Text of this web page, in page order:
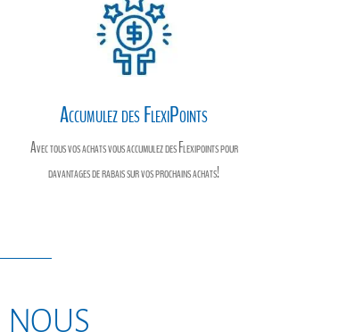
Accumulez des FlexiPoints
Avec tous vos achats vous accumulez des Flexipoints pour
davantages de rabais sur vos prochains achats!